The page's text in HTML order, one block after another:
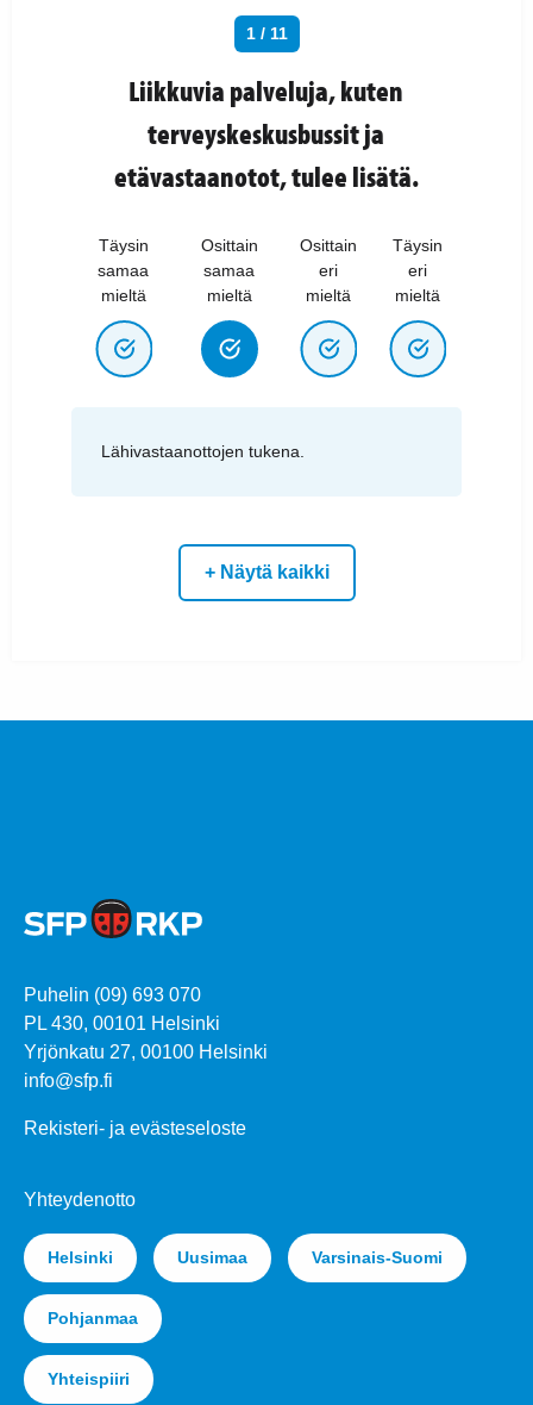
1 / 11
Liikkuvia palveluja, kuten
terveyskeskusbussit ja
etävastaanotot, tulee lisätä.
Täysin
samaa
mieltä
Osittain
samaa
mieltä
Osittain
eri
mieltä
Täysin
eri
mieltä
Lähivastaanottojen tukena.
+ Näytä kaikki
Puhelin (09) 693 070
PL 430, 00101 Helsinki
Yrjönkatu 27, 00100 Helsinki
info@sfp.fi
Rekisteri- ja evästeseloste
Yhteydenotto
Helsinki Uusimaa Varsinais-Suomi
Pohjanmaa
Yhteispiiri